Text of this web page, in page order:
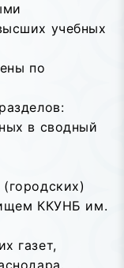
учебных
по
в сводный
ККУНБ им.
газет,